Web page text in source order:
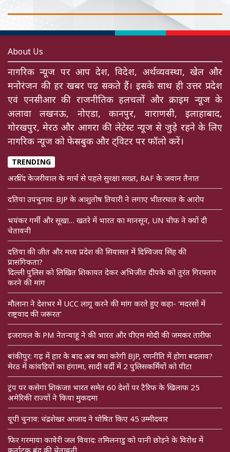
About Us
नागरिक न्यूज पर आप देश, विदेश, अर्थव्यवस्था, खेल और
मनोरंजन की हर खबर पढ़ सकते हैं। इसके साथ ही उत्तर प्रदेश
एवं एनसीआर की राजनीतिक हलचलों और क्राइम न्यूज के
अलावा लखनऊ, नोएडा, कानपुर, वाराणसी, इलाहाबाद,
गोरखपुर, मेरठ और आगरा की लेटेस्ट न्यूज से जुड़े रहने के लिए
नागरिक न्यूज को फेसबुक और ट्विटर पर फॉलो करें।
TRENDING
अरविंद केजरीवाल के मार्च से पहले सुरक्षा सख्त, RAF के जवान तैनात
दतिया उपचुनाव: BJP के आशुतोष तिवारी ने लगाए भीतरघात के आरोप
भयंकर गर्मी और सूखा… खतरे में भारत का मानसून, UN चीफ ने क्यों दी
चेतावनी
दतिया की जीत और मध्य प्रदेश की सियासत में दिग्विजय सिंह की
प्रासंगिकता?
दिल्ली पुलिस को लिखित शिकायत देकर अभिजीत दीपके को तुरंत गिरफ्तार
करने की मांग
मौलाना ने देशभर में UCC लागू करने की मांग करते हुए कहा- ‘मदरसों में
राष्ट्रवाद की जरूरत’
इजरायल के PM नेतन्याहू ने की भारत और पीएम मोदी की जमकर तारीफ
बांकीपुर: गढ़ में हार के बाद अब क्या करेगी BJP, रणनीति में होगा बदलाव?
मेरठ में कांवड़ियों का हंगामा, सादी वर्दी में 2 पुलिसकर्मियों को पीटा
ट्रंप पर कसेगा शिकंजा! भारत समेत 60 देशों पर टैरिफ के खिलाफ 25
अमेरिकी राज्यों ने किया मुकदमा
यूपी चुनाव: चंद्रशेखर आजाद ने घोषित किए 45 उम्मीदवार
फिर गरमाया कावेरी जल विवाद: तमिलनाडु को पानी छोड़ने के विरोध में
कर्नाटक बंद की चेतावनी